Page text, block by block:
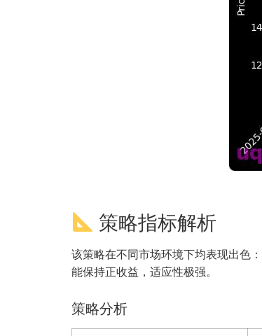
策略指标解析
该策略在不同市场环境下均表现出色
能保持正收益，适应性极强。
策略分析